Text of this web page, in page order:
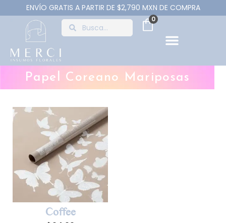
ENVÍO GRATIS A PARTIR DE $2,790 MXN DE COMPRA
0
Papel Coreano Mariposas
Coffee